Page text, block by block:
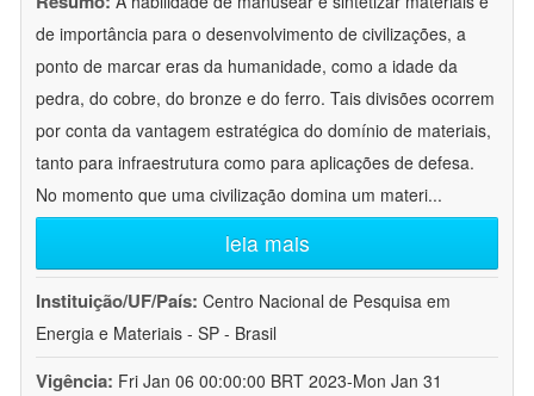
de importância para o desenvolvimento de civilizações, a
ponto de marcar eras da humanidade, como a idade da
pedra, do cobre, do bronze e do ferro. Tais divisões ocorrem
por conta da vantagem estratégica do domínio de materiais,
tanto para infraestrutura como para aplicações de defesa.
No momento que uma civilização domina um materi...
leia mais
Instituição/UF/País: Centro Nacional de Pesquisa em
Energia e Materiais - SP - Brasil
Vigência: Fri Jan 06 00:00:00 BRT 2023-Mon Jan 31